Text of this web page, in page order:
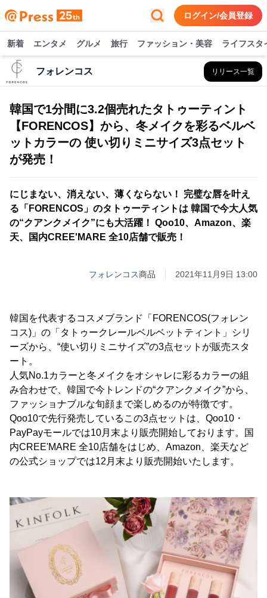
ログイン/会員登録
新着 エンタメ グルメ 旅行 ファッション・美容 ライフスタ
フォレンコス リリース一覧
韓国で1分間に3.2個売れたタトゥーティント
【FORENCOS】から、冬メイクを彩るベルベ
ットカラーの 使い切りミニサイズ3点セット
が発売！
にじまない、消えない、薄くならない！ 完璧な唇を叶え
る「FORENCOS」のタトゥーティントは 韓国で今大人気
の“クアンクメイク”にも大活躍！ Qoo10、Amazon、楽
天、国内CREE'MARE 全10店舗で販売！
フォレンコス商品 2021年11月9日 13:00
韓国を代表するコスメブランド「FORENCOS(フォレン
コス)」の「タトゥークレールベルベットティント」シリ
ーズから、“使い切りミニサイズ”の3点セットが販売スタ
ート。
人気No.1カラーと冬メイクをオシャレに彩るカラーの組
み合わせで、韓国で今トレンドの“クアンクメイク”から、
ファッショナブルな旬顔まで楽しめるのが特徴です。
Qoo10で先行発売しているこの3点セットは、Qoo10・
PayPayモールでは10月末より販売開始しております。国
内CREE'MARE 全10店舗をはじめ、Amazon、楽天など
の公式ショップでは12月末より販売開始いたします。